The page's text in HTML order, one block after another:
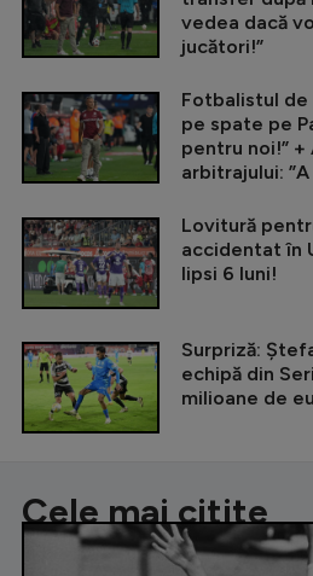
vedea dacă
jucători!”
Fotbalistul de
pe spate pe
pentru noi!” +
arbitrajului:
Lovitură
accidentat în
lipsi 6 luni!
Surpriză:
echipă din
milioane de
Cele mai citite